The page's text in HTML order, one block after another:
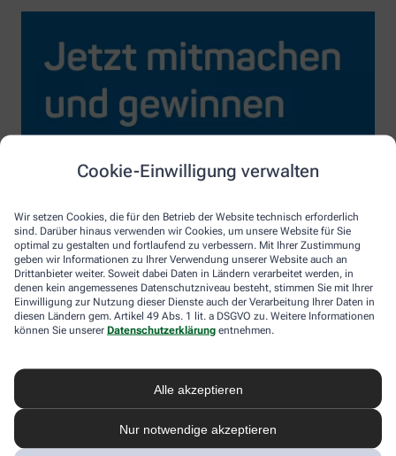
Cookie-Einwilligung verwalten
Wir setzen Cookies, die für den Betrieb der Website technisch erforderlich
sind. Darüber hinaus verwenden wir Cookies, um unsere Website für Sie
optimal zu gestalten und fortlaufend zu verbessern. Mit Ihrer Zustimmung
geben wir Informationen zu Ihrer Verwendung unserer Website auch an
Drittanbieter weiter. Soweit dabei Daten in Ländern verarbeitet werden, in
denen kein angemessenes Datenschutzniveau besteht, stimmen Sie mit Ihrer
Einwilligung zur Nutzung dieser Dienste auch der Verarbeitung Ihrer Daten in
diesen Ländern gem. Artikel 49 Abs. 1 lit. a DSGVO zu. Weitere Informationen
können Sie unserer Datenschutzerklärung entnehmen.
Alle akzeptieren
Nur notwendige akzeptieren